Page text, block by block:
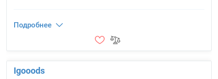
Подробнее
Igooods